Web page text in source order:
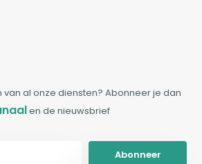
al onze diensten? Abonneer je dan
en de nieuwsbrief
Abonneer